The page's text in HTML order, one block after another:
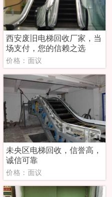
西安废旧电梯回收厂家，当
场支付，您的信赖之选
价格：面议
未央区电梯回收，信誉高，
诚信可靠
价格：面议